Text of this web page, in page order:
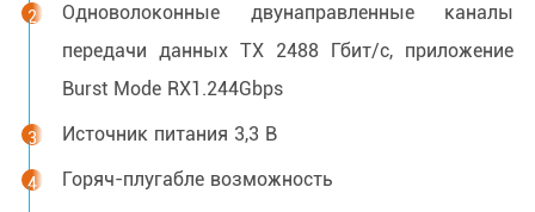
Одноволоконные двунаправленные каналы
передачи данных TX 2488 Гбит/с, приложение
Burst Mode RX1.244Gbps
Источник питания 3,3 В
Горяч-плугабле возможность